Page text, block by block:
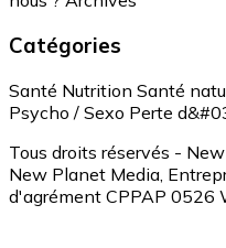
Catégories
Santé Nutrition Santé
Psycho / Sexo Perte
Tous droits réservés -
New Planet Media,
d'agrément CPPAP 0526